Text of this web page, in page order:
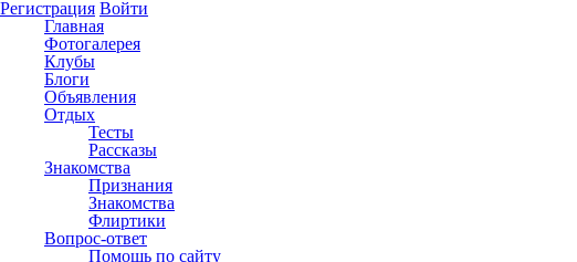
Регистрация Войти
Главная
Фотогалерея
Клубы
Блоги
Объявления
Отдых
Тесты
Рассказы
Знакомства
Признания
Знакомства
Флиртики
Вопрос-ответ
Помощь по сайту